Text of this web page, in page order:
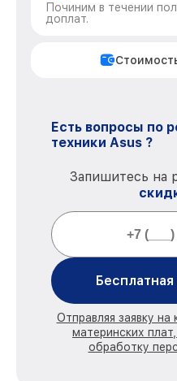
Починим в течении
доплат.
Есть вопросы по
техники Asus ?
Запишитесь на
Бесплатная
Отправляя заявку
материнских
обработку